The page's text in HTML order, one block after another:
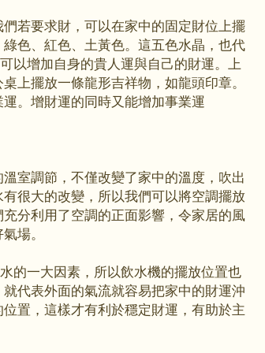
若要求財，可以在家中的固定財位上擺
色、紅色、土黃色。這五色水晶，也代
以增加自身的貴人運與自己的財運。上
上擺放一條龍形吉祥物，如龍頭印章。
。增財運的同時又能增加事業運
室調節，不僅改變了家中的溫度，吹出
很大的改變，所以我們可以將空調擺放
分利用了空調的正面影響，令家居的風
場。
的一大因素，所以飲水機的擺放位置也
代表外面的氣流就容易把家中的財運沖
置，這樣才有利於穩定財運，有助於主